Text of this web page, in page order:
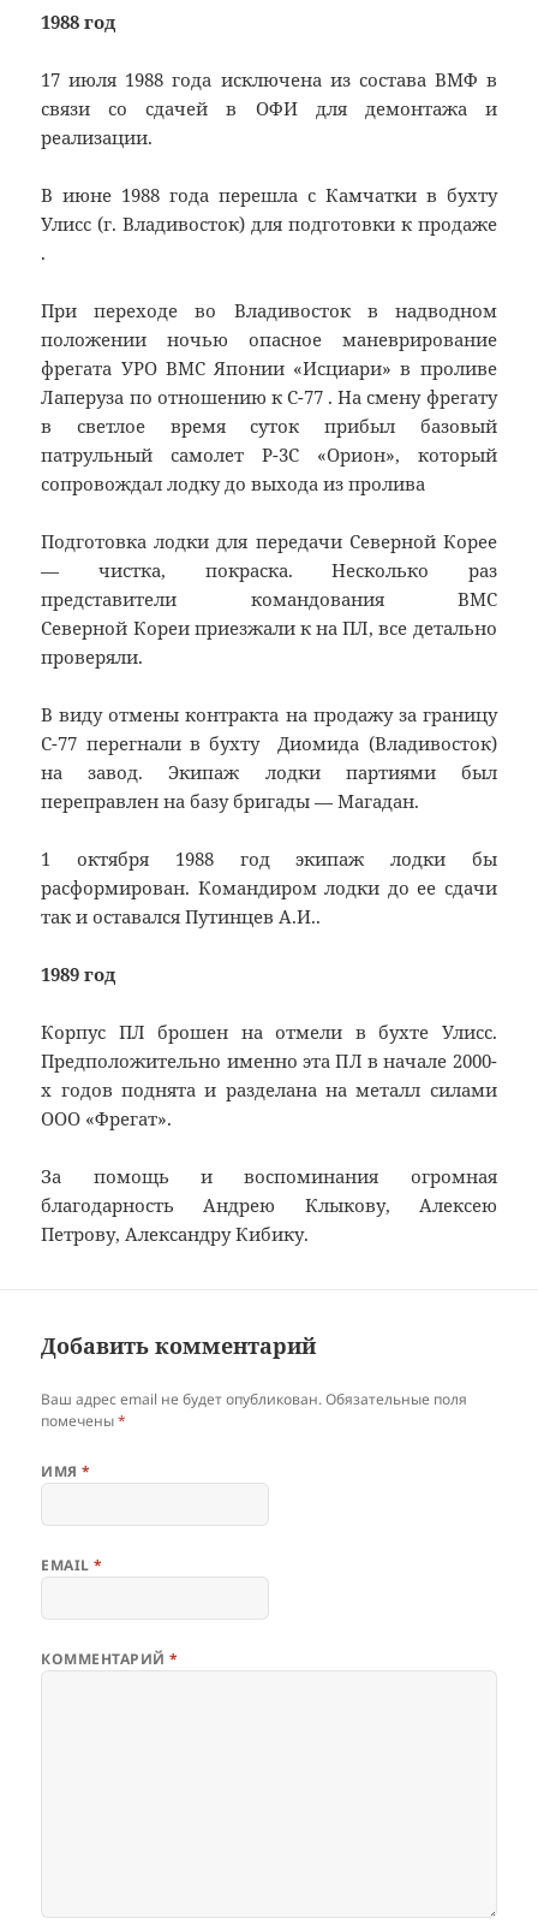
1988 год
17 июля 1988 года исключена из состава ВМФ в
связи со сдачей в ОФИ для демонтажа и
реализации.
В июне 1988 года перешла с Камчатки в бухту
Улисс (г. Владивосток) для подготовки к продаже
.
При переходе во Владивосток в надводном
положении ночью опасное маневрирование
фрегата УРО ВМС Японии «Исциари» в проливе
Лаперуза по отношению к С-77 . На смену фрегату
в светлое время суток прибыл базовый
патрульный самолет Р-3С «Орион», который
сопровождал лодку до выхода из пролива
Подготовка лодки для передачи Северной Корее
— чистка, покраска. Несколько раз
представители командования ВМС
Северной Кореи приезжали к на ПЛ, все детально
проверяли.
В виду отмены контракта на продажу за границу
С-77 перегнали в бухту Диомида (Владивосток)
на завод. Экипаж лодки партиями был
переправлен на базу бригады — Магадан.
1 октября 1988 год экипаж лодки бы
расформирован. Командиром лодки до ее сдачи
так и оставался Путинцев А.И..
1989 год
Корпус ПЛ брошен на отмели в бухте Улисс.
Предположительно именно эта ПЛ в начале 2000-
х годов поднята и разделана на металл силами
ООО «Фрегат».
За помощь и воспоминания огромная
благодарность Андрею Клыкову, Алексею
Петрову, Александру Кибику.
Добавить комментарий
Ваш адрес email не будет опубликован. Обязательные поля
помечены*
ИМЯ*
EMAIL*
КОММЕНТАРИЙ*